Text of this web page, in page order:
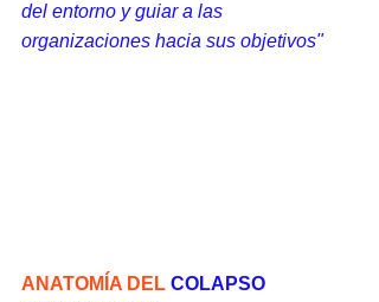
del entorno y guiar a las
organizaciones hacia sus objetivos"
ANATOMÍA DEL COLAPSO